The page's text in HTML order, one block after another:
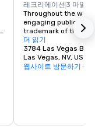
레크리에이션 3 마일
Throughout the
engaging public
trademark of the
Vegas is no
re-imagined the
experience by
destination located
newest must-see
더 읽기
3784 Las Vegas
Las Vegas, NV, US
웹사이트 방문하기